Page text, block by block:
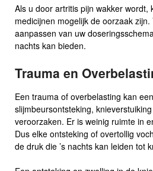
Als u door artritis pijn wakker wordt,
medicijnen mogelijk de oorzaak
aanpassen van uw
nachts kan bieden.
Trauma en
Een trauma of overbelasting kan
slijmbeursontsteking,
veroorzaken. Er is weinig ruimte in
Dus elke ontsteking of overtollig
de druk die ’s nachts kan leiden tot